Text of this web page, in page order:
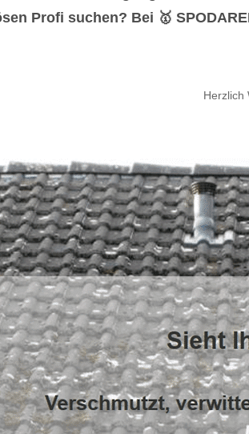
Profi suchen? Bei 🥇
Herzlich